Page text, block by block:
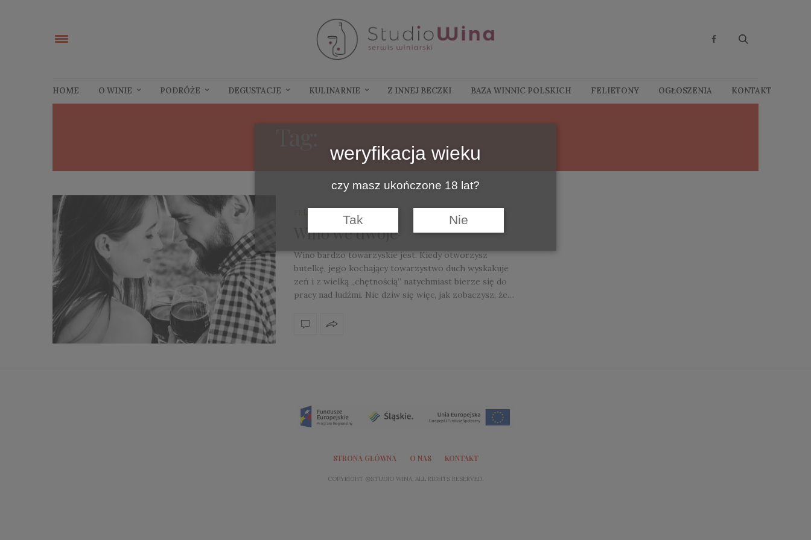
HOME O WINIE PODRÓŻE DEGUSTACJE KULINARNIE Z INNEJ BECZKI BAZA WINNIC POLSKICH FELIETONY OGŁOSZENIA KONTAKT
Wino we dwoje
Wino bardzo towarzyskie jest. Kiedy otworzysz
butelkę, jego kochający towarzystwo duch wyskakuje
zeń i z wielką „chętnością” natychmiast bierze się do
pracy nad ludźmi. Nie dziw się więc, jak zobaczysz, że…
STRONA GŁÓWNA O NAS KONTAKT
COPYRIGHT ©STUDIO WINA. ALL RIGHTS RESERVED.
weryfikacja wieku
czy masz ukończone 18 lat?
Tak Nie